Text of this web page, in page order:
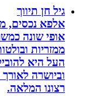
גיל חן תיווך
אלפא נכסים,
אופי שונה כמשרד
ממזריות ובולטות
העל היא להוביל
וביושרה לאורך
רצונו המלאה.